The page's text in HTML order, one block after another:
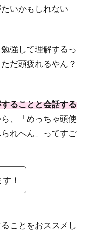
いかもしれない
強して理解するっ
だ頭疲れるやん？
ることと会話する
ら、「めっちゃ頭使
れへん」ってすご
！
ことをおススメし